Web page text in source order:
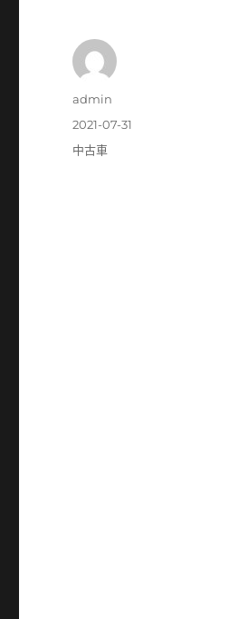
作
admin
發
佈
2021-07-31
分
中古車